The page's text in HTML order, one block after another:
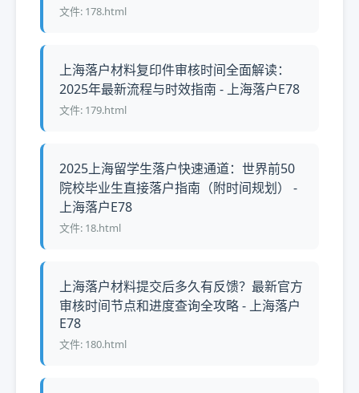
文件: 178.html
上海落户材料复印件审核时间全面解读：
2025年最新流程与时效指南 - 上海落户E78
文件: 179.html
2025上海留学生落户快速通道：世界前50
院校毕业生直接落户指南（附时间规划） -
上海落户E78
文件: 18.html
上海落户材料提交后多久有反馈？最新官方
审核时间节点和进度查询全攻略 - 上海落户
E78
文件: 180.html